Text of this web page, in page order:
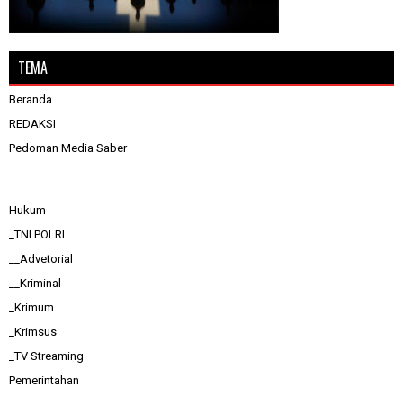
TEMA
Beranda
REDAKSI
Pedoman Media Saber
Hukum
_TNI.POLRI
__Advetorial
__Kriminal
_Krimum
_Krimsus
_TV Streaming
Pemerintahan